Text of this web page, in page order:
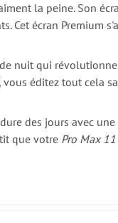
la peine. Son
écran Premium
nuit qui
éditez tout cela
des jours avec
que votre Pro Max 11